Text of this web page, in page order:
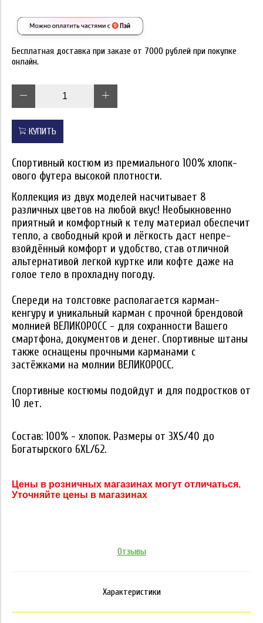
Бесплатная доставка при заказе от 7000 рублей при покупке
онлайн.
КУПИТЬ
Спортивный костюм из пре­миального 100% хлопк­
ового футера высокой плотности.
Коллекция из двух моделей насчитывает 8
различных цветов на любой вкус! Необыкн­овенно
приятный и ко­мфортный к телу мате­риал обеспечит
тепло, а свободный крой и лёгкость даст непре­
взойдённый комфорт и удобство, став отли­чной
альтернативой легкой куртке или коф­те даже на
голое тело в прохладну погоду.
Спереди на толстов­ке располагается кар­ман-
кенгуру и уникал­ьный карман c прочной брендовой
молнией ВЕЛИКОРОСС - для сох­ранности Вашего
смар­тфона, документов и денег. Спортивные штаны
также оснащены прочными карманами с
застёжками на молнии ВЕЛИКОРОСС.
Спортивные костюмы подойдут и для подростков от
10 лет.
Состав: 100% - хлопо­к. Размеры от 3XS/40 до
Богатырского 6XL/­62.
Цены в розничных магазинах могут отличаться.
Уточняйте цены в магазинах
Отзывы
Характеристики